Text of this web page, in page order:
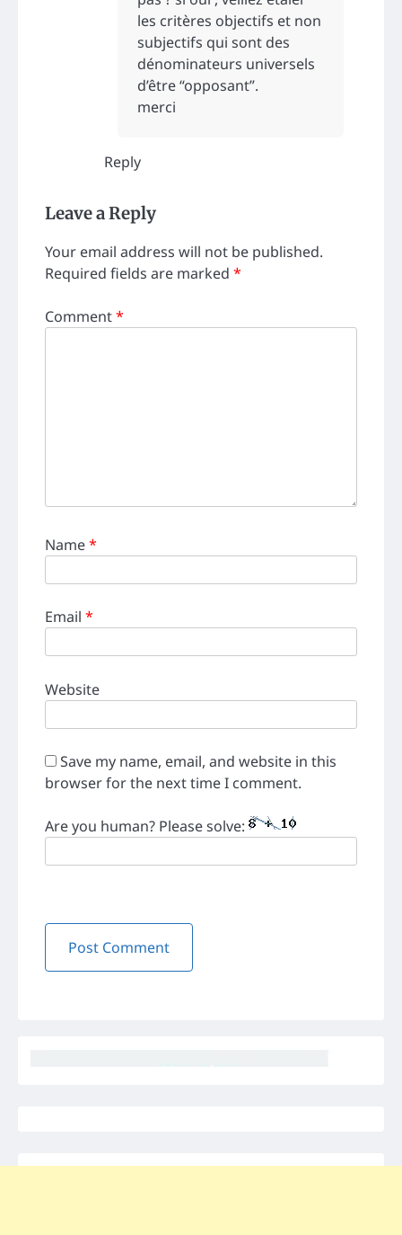
les critères objectifs et non
subjectifs qui sont des
dénominateurs universels
d’être “opposant”.
merci
Reply
Leave a Reply
Your email address will not be published.
Required fields are marked *
Comment*
Name*
Email *
Website
Save my name, email, and website in this
browser for the next time I comment.
Are you human? Please solve: